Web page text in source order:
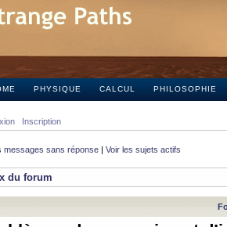
PHYSIQUE CALCUL PHILOSOPHIE
Inscription
messages sans réponse | Voir les sujets actifs
du forum